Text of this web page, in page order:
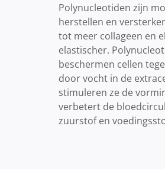
Polynucleotiden zijn
herstellen en
tot meer collageen en
elastischer.
beschermen cellen
door vocht in de
stimuleren ze de
verbetert de
zuurstof en